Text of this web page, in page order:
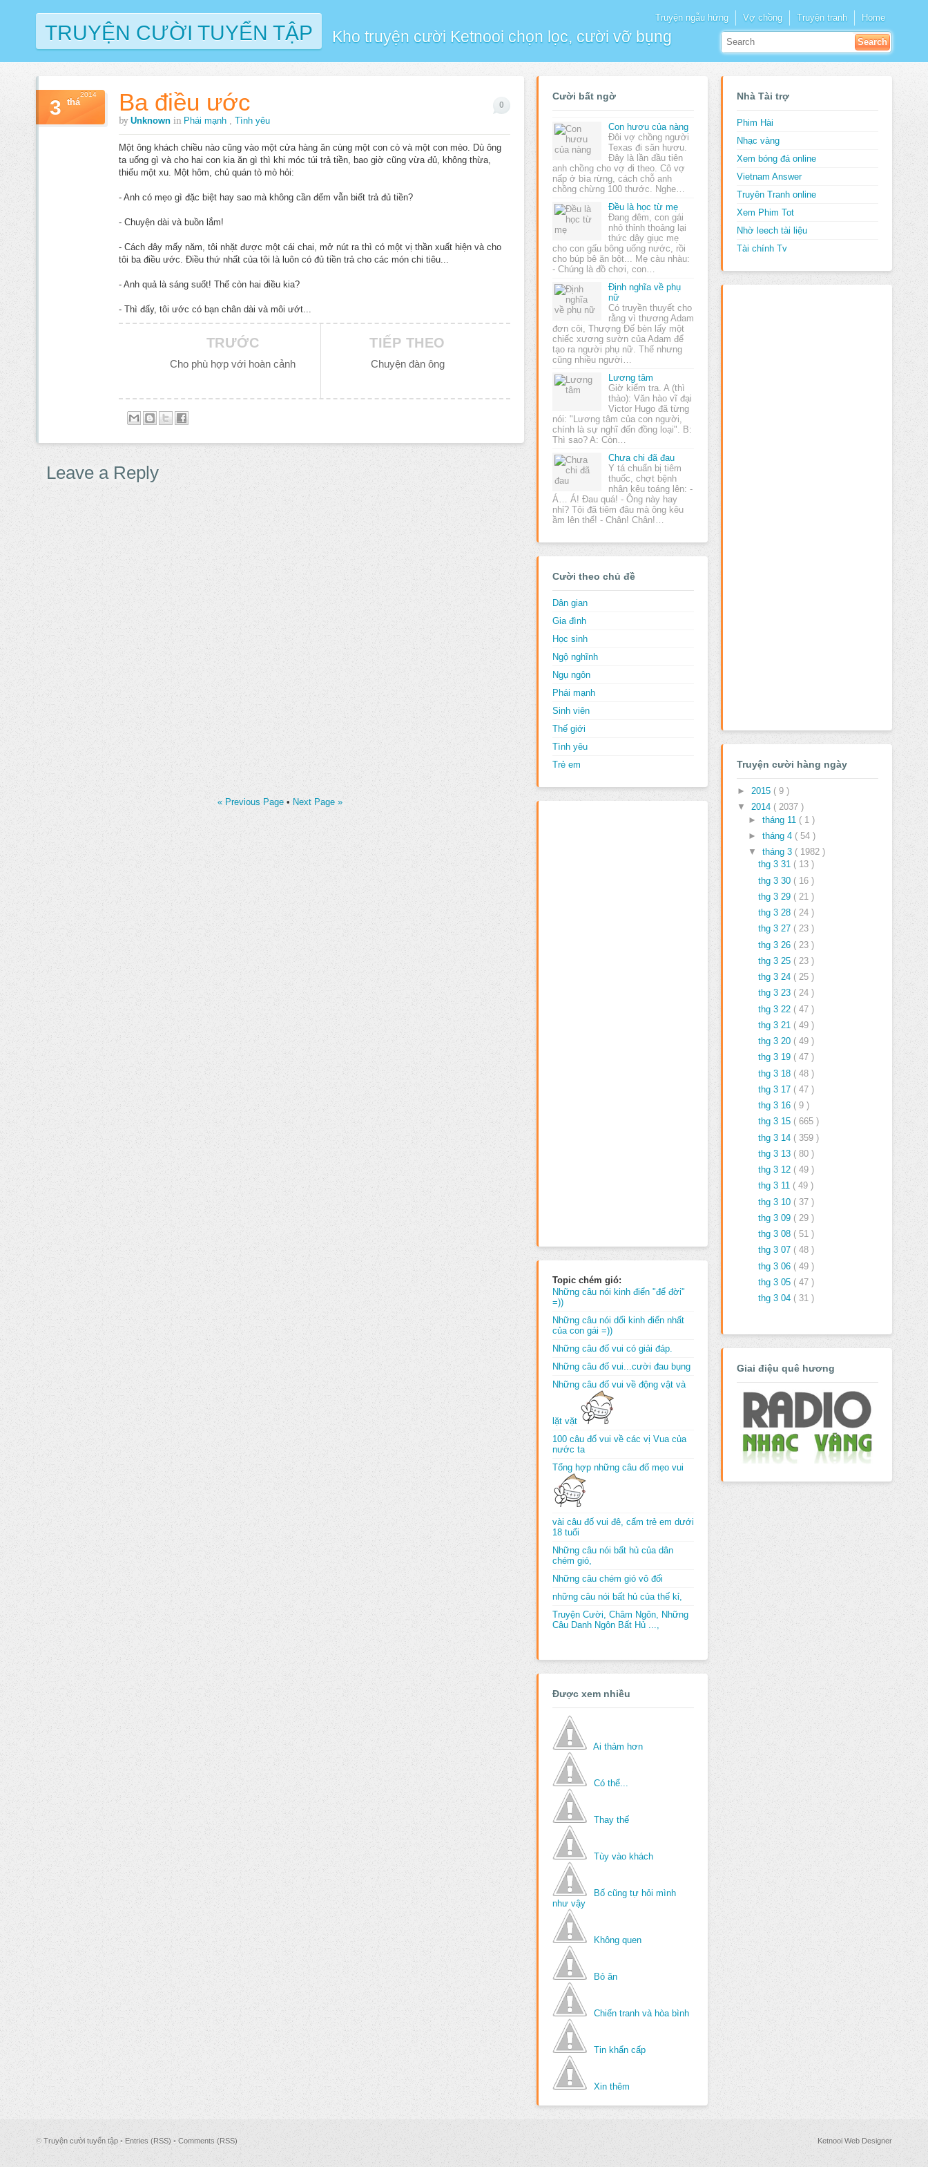
TRUYỆN CƯỜI TUYỂN TẬP Kho truyện cười Ketnooi chọn lọc, cười vỡ bụng
Truyện ngẫu hứng Vợ chồng Truyện tranh Home
Ba điều ước
by Unknown in Phái mạnh , Tình yêu
3 thá
2014
0
Một ông khách chiều nào cũng vào một cửa hàng ăn cùng một con cò và một con mèo. Dù ông
ta uống gì và cho hai con kia ăn gì thì khi móc túi trả tiền, bao giờ cũng vừa đủ, không thừa,
thiếu một xu. Một hôm, chủ quán tò mò hỏi:
- Anh có mẹo gì đặc biệt hay sao mà không cần đếm vẫn biết trả đủ tiền?
- Chuyện dài và buồn lắm!
- Cách đây mấy năm, tôi nhặt được một cái chai, mở nút ra thì có một vị thần xuất hiện và cho
tôi ba điều ước. Điều thứ nhất của tôi là luôn có đủ tiền trả cho các món chi tiêu...
- Anh quả là sáng suốt! Thế còn hai điều kia?
- Thì đấy, tôi ước có bạn chân dài và môi ướt...
TIẾP THEO
Chuyện đàn ông
TRƯỚC
Cho phù hợp với hoàn cảnh
Leave a Reply
« Previous Page • Next Page »
Cười bất ngờ
Con hươu của nàng
Đôi vợ chồng người
Texas đi săn hươu.
Đây là lần đầu tiên
anh chồng cho vợ đi theo. Cô vợ
nấp ở bìa rừng, cách chỗ anh
chồng chừng 100 thước. Nghe…
Đều là học từ mẹ
Đang đêm, con gái
nhỏ thỉnh thoảng lại
thức dậy giục mẹ
cho con gấu bông uống nước, rồi
cho búp bê ăn bột... Mẹ càu nhàu:
- Chúng là đồ chơi, con…
Định nghĩa về phụ
nữ
Có truyền thuyết cho
rằng vì thương Adam
đơn côi, Thượng Đế bèn lấy một
chiếc xương sườn của Adam để
tạo ra người phụ nữ. Thế nhưng
cũng nhiều người…
Lương tâm
Giờ kiểm tra. A (thì
thào): Văn hào vĩ đại
Victor Hugo đã từng
nói: "Lương tâm của con người,
chính là sự nghĩ đến đồng loại". B:
Thì sao? A: Còn…
Chưa chi đã đau
Y tá chuẩn bị tiêm
thuốc, chợt bệnh
nhân kêu toáng lên: -
Á… Á! Đau quá! - Ông này hay
nhỉ? Tôi đã tiêm đâu mà ông kêu
ầm lên thế! - Chân! Chân!…
Cười theo chủ đề
Dân gian
Gia đình
Học sinh
Ngộ nghĩnh
Ngụ ngôn
Phái mạnh
Sinh viên
Thế giới
Tình yêu
Trẻ em
Topic chém gió:
Những câu nói kinh điển "để đời"
=))
Những câu nói dối kinh điển nhất
của con gái =))
Những câu đố vui có giải đáp.
Những câu đố vui...cười đau bụng
Những câu đố vui về động vật và
lặt vặt
100 câu đố vui về các vị Vua của
nước ta
Tổng hợp những câu đố mẹo vui
vài câu đố vui đê, cấm trẻ em dưới
18 tuổi
Những câu nói bất hủ của dân
chém gió,
Những câu chém gió vô đối
những câu nói bất hủ của thế kỉ,
Truyện Cười, Châm Ngôn, Những
Câu Danh Ngôn Bất Hủ ...,
Được xem nhiều
Ai thảm hơn
Có thể...
Thay thế
Tùy vào khách
Bố cũng tự hỏi mình
như vậy
Không quen
Bỏ ăn
Chiến tranh và hòa bình
Tin khẩn cấp
Xin thêm
Nhà Tài trợ
Phim Hài
Nhạc vàng
Xem bóng đá online
Vietnam Answer
Truyên Tranh online
Xem Phim Tot
Nhờ leech tài liệu
Tài chính Tv
Truyện cười hàng ngày
► 2015 ( 9 )
▼ 2014 ( 2037 )
► tháng 11 ( 1 )
► tháng 4 ( 54 )
▼ tháng 3 ( 1982 )
thg 3 31 ( 13 )
thg 3 30 ( 16 )
thg 3 29 ( 21 )
thg 3 28 ( 24 )
thg 3 27 ( 23 )
thg 3 26 ( 23 )
thg 3 25 ( 23 )
thg 3 24 ( 25 )
thg 3 23 ( 24 )
thg 3 22 ( 47 )
thg 3 21 ( 49 )
thg 3 20 ( 49 )
thg 3 19 ( 47 )
thg 3 18 ( 48 )
thg 3 17 ( 47 )
thg 3 16 ( 9 )
thg 3 15 ( 665 )
thg 3 14 ( 359 )
thg 3 13 ( 80 )
thg 3 12 ( 49 )
thg 3 11 ( 49 )
thg 3 10 ( 37 )
thg 3 09 ( 29 )
thg 3 08 ( 51 )
thg 3 07 ( 48 )
thg 3 06 ( 49 )
thg 3 05 ( 47 )
thg 3 04 ( 31 )
Giai điệu quê hương
© Truyện cười tuyển tập • Entries (RSS) • Comments (RSS) Ketnooi Web Designer